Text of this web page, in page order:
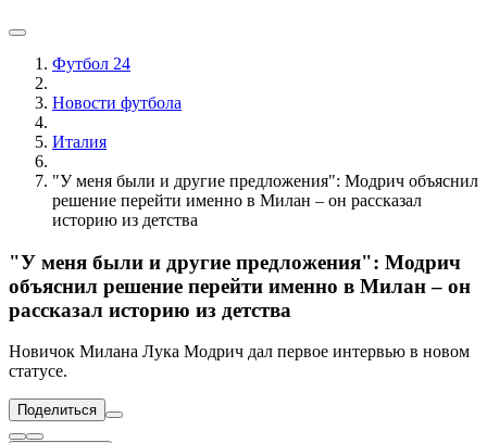
Футбол 24
Новости футбола
Италия
"У меня были и другие предложения": Модрич объяснил
решение перейти именно в Милан – он рассказал
историю из детства
"У меня были и другие предложения": Модрич
объяснил решение перейти именно в Милан – он
рассказал историю из детства
Новичок Милана Лука Модрич дал первое интервью в новом
статусе.
Поделиться